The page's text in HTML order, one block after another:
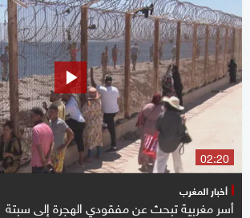
02:20
أخبار المغرب
أسر مغربية تبحث عن مفقودي الهجرة إلى سبتة